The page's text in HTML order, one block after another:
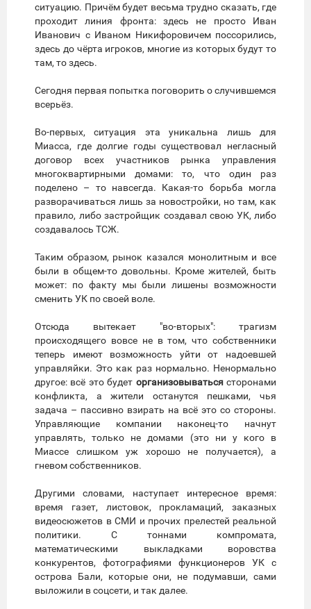
ситуацию. Причём будет весьма трудно сказать, где
проходит линия фронта: здесь не просто Иван
Иванович с Иваном Никифоровичем поссорились,
здесь до чёрта игроков, многие из которых будут то
там, то здесь.
Сегодня первая попытка поговорить о случившемся
всерьёз.
Во-первых, ситуация эта уникальна лишь для
Миасса, где долгие годы существовал негласный
договор всех участников рынка управления
многоквартирными домами: то, что один раз
поделено – то навсегда. Какая-то борьба могла
разворачиваться лишь за новостройки, но там, как
правило, либо застройщик создавал свою УК, либо
создавалось ТСЖ.
Таким образом, рынок казался монолитным и все
были в общем-то довольны. Кроме жителей, быть
может: по факту мы были лишены возможности
сменить УК по своей воле.
Отсюда вытекает "во-вторых": трагизм
происходящего вовсе не в том, что собственники
теперь имеют возможность уйти от надоевшей
управляйки. Это как раз нормально. Ненормально
другое: всё это будет организовыватьсясторонами
конфликта, а жители останутся пешками, чья
задача – пассивно взирать на всё это со стороны.
Управляющие компании наконец-то начнут
управлять, только не домами (это ни у кого в
Миассе слишком уж хорошо не получается), а
гневом собственников.
Другими словами, наступает интересное время:
время газет, листовок, прокламаций, заказных
видеосюжетов в СМИ и прочих прелестей реальной
политики. С тоннами компромата,
математическими выкладками воровства
конкурентов, фотографиями функционеров УК с
острова Бали, которые они, не подумавши, сами
выложили в соцсети, и так далее.